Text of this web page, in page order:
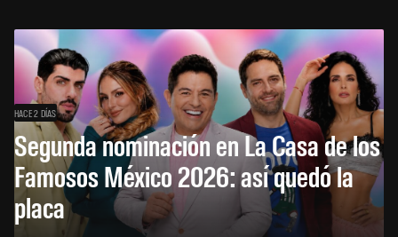
HACE 2 DÍAS
Segunda nominación en La Casa de los
Famosos México 2026: así quedó la
placa